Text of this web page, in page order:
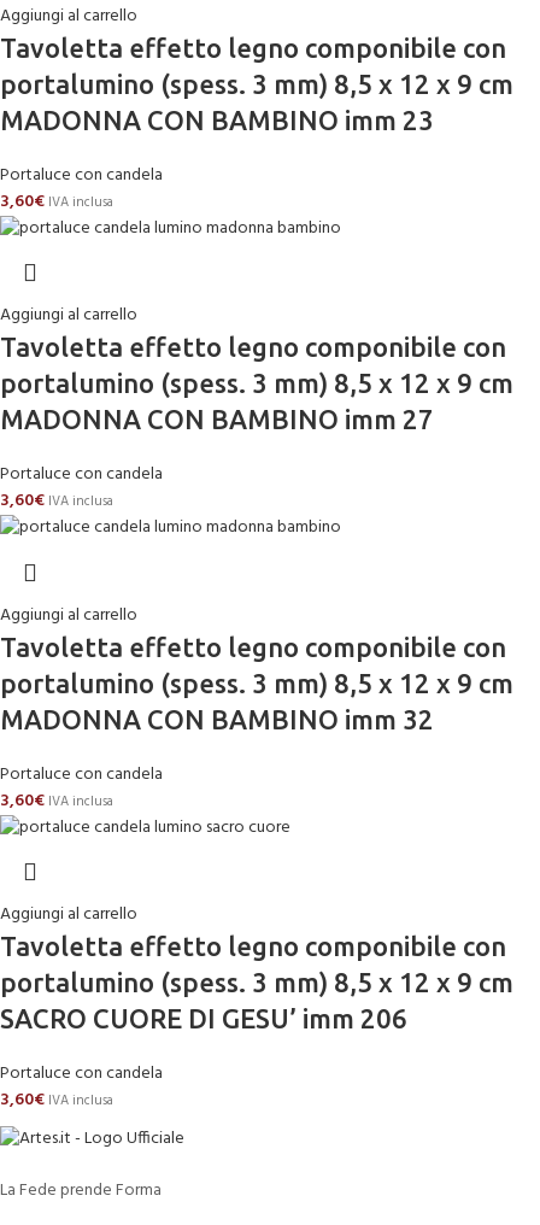
Aggiungi al carrello
Tavoletta effetto legno componibile con
portalumino (spess. 3 mm) 8,5 x 12 x 9 cm
MADONNA CON BAMBINO imm 23
Portaluce con candela
3,60€ IVA inclusa
Aggiungi al carrello
Tavoletta effetto legno componibile con
portalumino (spess. 3 mm) 8,5 x 12 x 9 cm
MADONNA CON BAMBINO imm 27
Portaluce con candela
3,60€ IVA inclusa
Aggiungi al carrello
Tavoletta effetto legno componibile con
portalumino (spess. 3 mm) 8,5 x 12 x 9 cm
MADONNA CON BAMBINO imm 32
Portaluce con candela
3,60€ IVA inclusa
Aggiungi al carrello
Tavoletta effetto legno componibile con
portalumino (spess. 3 mm) 8,5 x 12 x 9 cm
SACRO CUORE DI GESU’ imm 206
Portaluce con candela
3,60€ IVA inclusa
La Fede prende Forma